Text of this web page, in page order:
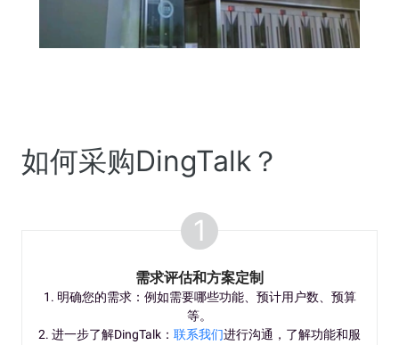
如何采购DingTalk？
1
需求评估和方案定制
1. 明确您的需求：例如需要哪些功能、预计用户数、预算
等。
2. 进一步了解DingTalk： 联系我们进行沟通，了解功能和服